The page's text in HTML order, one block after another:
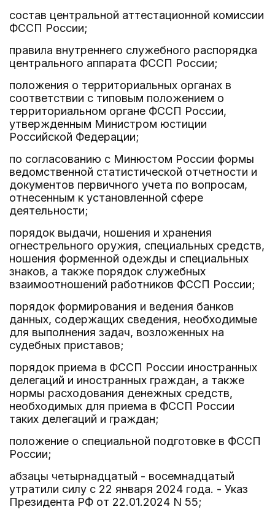
состав центральной аттестационной комиссии
ФССП России;
правила внутреннего служебного распорядка
центрального аппарата ФССП России;
положения о территориальных органах в
соответствии с типовым положением о
территориальном органе ФССП России,
утвержденным Министром юстиции
Российской Федерации;
по согласованию с Минюстом России формы
ведомственной статистической отчетности и
документов первичного учета по вопросам,
отнесенным к установленной сфере
деятельности;
порядок выдачи, ношения и хранения
огнестрельного оружия, специальных средств,
ношения форменной одежды и специальных
знаков, а также порядок служебных
взаимоотношений работников ФССП России;
порядок формирования и ведения банков
данных, содержащих сведения, необходимые
для выполнения задач, возложенных на
судебных приставов;
порядок приема в ФССП России иностранных
делегаций и иностранных граждан, а также
нормы расходования денежных средств,
необходимых для приема в ФССП России
таких делегаций и граждан;
положение о специальной подготовке в ФССП
России;
абзацы четырнадцатый - восемнадцатый
утратили силу с 22 января 2024 года. - Указ
Президента РФ от 22.01.2024 N 55;